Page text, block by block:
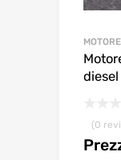
MOTORE
diesel
(0